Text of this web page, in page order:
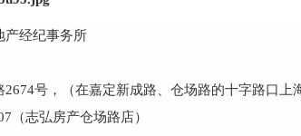
产经纪事务所
2674号，（在嘉定新成路、仓场路的十字路口上
（志弘房产仓场路店）